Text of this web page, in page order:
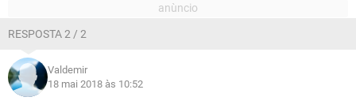
RESPOSTA 2 / 2
Valdemir
18 mai 2018 às 10:52